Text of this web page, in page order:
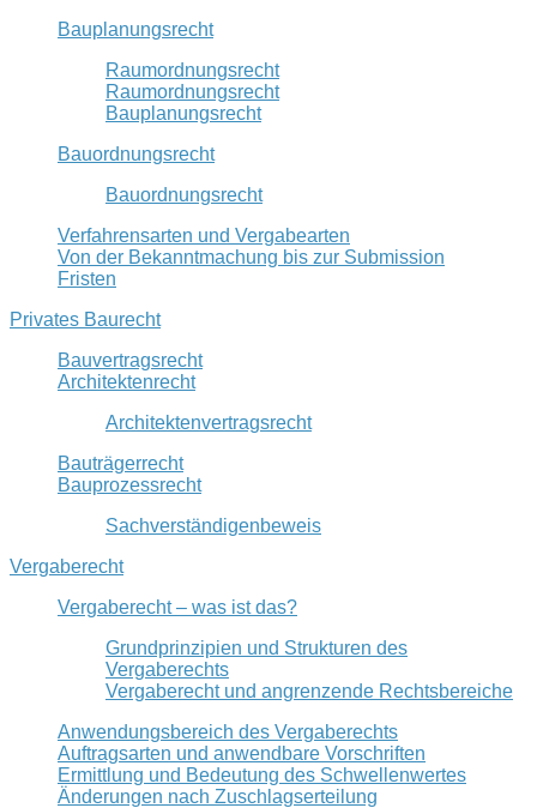
Bauplanungsrecht
Raumordnungsrecht
Raumordnungsrecht
Bauplanungsrecht
Bauordnungsrecht
Bauordnungsrecht
Verfahrensarten und Vergabearten
Von der Bekanntmachung bis zur Submission
Fristen
Privates Baurecht
Bauvertragsrecht
Architektenrecht
Architektenvertragsrecht
Bauträgerrecht
Bauprozessrecht
Sachverständigenbeweis
Vergaberecht
Vergaberecht – was ist das?
Grundprinzipien und Strukturen des
Vergaberechts
Vergaberecht und angrenzende Rechtsbereiche
Anwendungsbereich des Vergaberechts
Auftragsarten und anwendbare Vorschriften
Ermittlung und Bedeutung des Schwellenwertes
Änderungen nach Zuschlagserteilung